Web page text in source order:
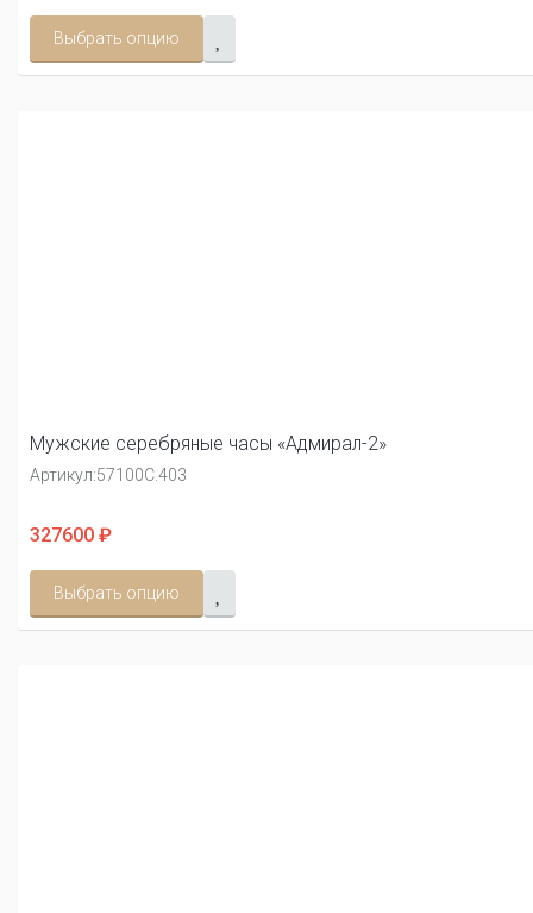
Выбрать опцию
Мужские серебряные часы «Адмирал-2»
Артикул:57100С.403
327600 ₽
Выбрать опцию